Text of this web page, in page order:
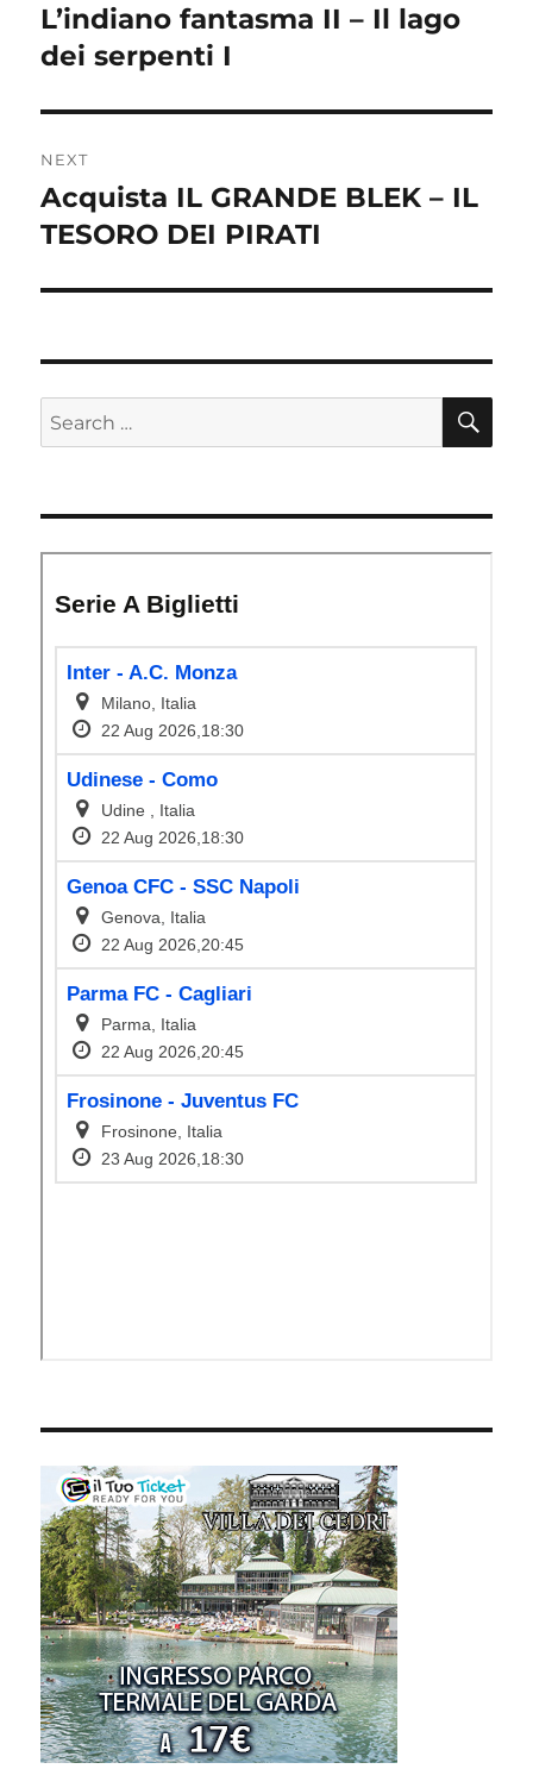
post:
L’indiano fantasma II – Il lago
dei serpenti I
NEXT
Next
post:
Acquista IL GRANDE BLEK – IL
TESORO DEI PIRATI
Search
for: